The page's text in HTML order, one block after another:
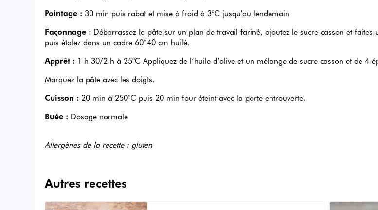
Pointage : 30 min puis rabat et mise à froid à 3°C jusqu’au lendemain
Façonnage : Débarrassez la pâte sur un plan de travail fariné, ajoutez le sucre casson et
puis étalez dans un cadre 60*40 cm huilé.
Apprêt : 1 h 30/2 h à 25°C Appliquez de l’huile d’olive et un mélange de sucre casson et de 4
Marquez la pâte avec les doigts.
Cuisson : 20 min à 250°C puis 20 min four éteint avec la porte entrouverte.
Buée : Dosage normale
Allergènes de la recette : gluten
Autres recettes